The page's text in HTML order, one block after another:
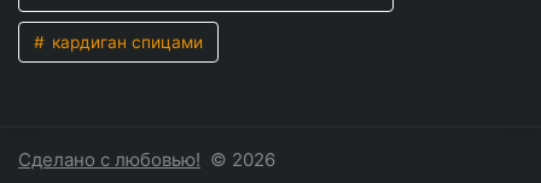
кардиган спицами
Сделано с любовью! © 2026